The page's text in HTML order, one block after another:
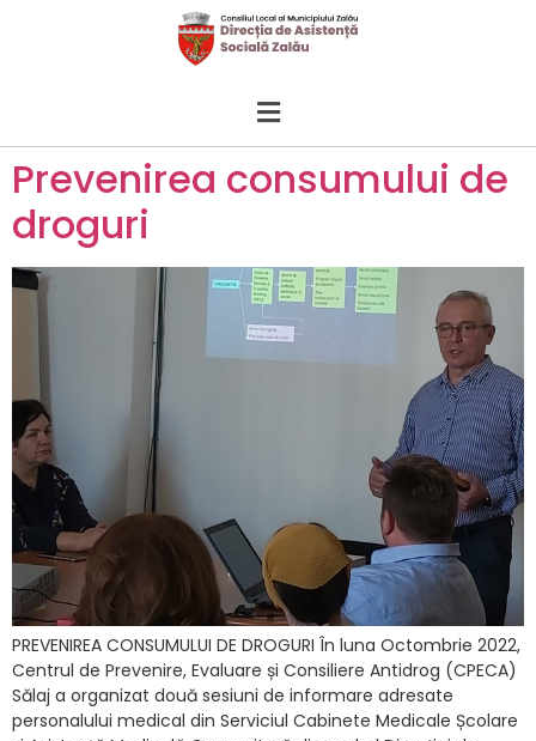
Prevenirea consumului de
droguri
PREVENIREA CONSUMULUI DE DROGURI În luna Octombrie 2022,
Centrul de Prevenire, Evaluare și Consiliere Antidrog (CPECA)
Sălaj a organizat două sesiuni de informare adresate
personalului medical din Serviciul Cabinete Medicale Școlare